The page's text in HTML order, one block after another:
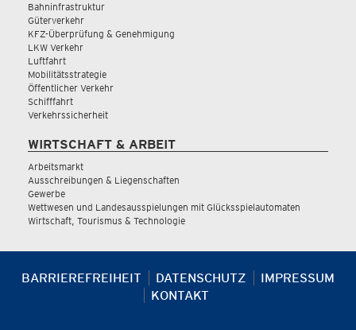
Bahninfrastruktur
Güterverkehr
KFZ-Überprüfung & Genehmigung
LKW Verkehr
Luftfahrt
Mobilitätsstrategie
Öffentlicher Verkehr
Schifffahrt
Verkehrssicherheit
WIRTSCHAFT & ARBEIT
Arbeitsmarkt
Ausschreibungen & Liegenschaften
Gewerbe
Wettwesen und Landesausspielungen mit Glücksspielautomaten
Wirtschaft, Tourismus & Technologie
BARRIEREFREIHEIT DATENSCHUTZ
IMPRESSUM
KONTAKT